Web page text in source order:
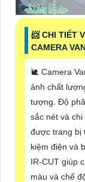
📨 CHI TIẾT
CAMERA
🐌 Camera
ảnh chất
tượng. Độ
sắc nét và chi
được trang bị
kiệm điện và
IR-CUT giúp
màu và chế